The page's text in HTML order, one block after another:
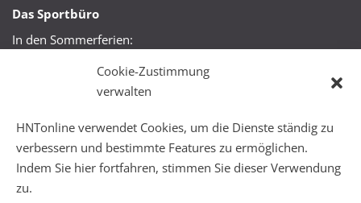
Cookie-Zustimmung
verwalten
HNTonline verwendet Cookies, um die Dienste ständig zu
verbessern und bestimmte Features zu ermöglichen.
Indem Sie hier fortfahren, stimmen Sie dieser Verwendung
zu.
Das Sportbüro
In den Sommerferien:
Mo + Mi 16:00 – 18:00 Uhr
Mo – Fr 08:00 – 22:00 Uhr
Sa + So 10:00 – 18:00 Uhr